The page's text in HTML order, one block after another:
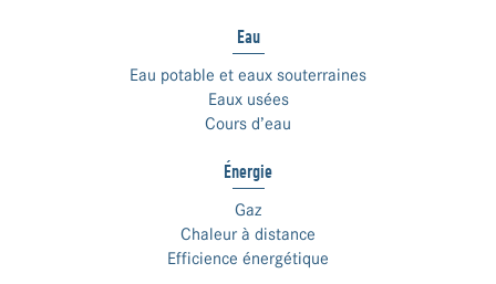
Eau
Eau potable et eaux souterraines
Eaux usées
Cours d’eau
Énergie
Gaz
Chaleur à distance
Efficience énergétique